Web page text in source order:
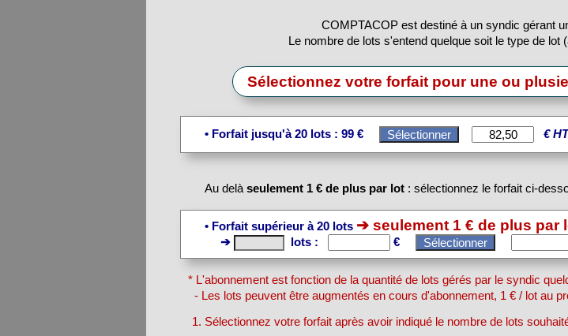
COMPTACOP est destiné à un syndic gérant
Le nombre de lots s'entend quelque soit le type de lot
Sélectionnez votre forfait pour une ou
• Forfait jusqu'à 20 lots : 99 € € HT
Au delà seulement 1 € de plus par lot : sélectionnez le forfait ci-
• Forfait supérieur à 20 lots ➔ seulement 1 € de plus par
➔ lots : €
* L'abonnement est fonction de la quantité de lots gérés par le syndic
- Les lots peuvent être augmentés en cours d'abonnement, 1 € / lot au
1. Sélectionnez votre forfait après avoir indiqué le nombre de lots